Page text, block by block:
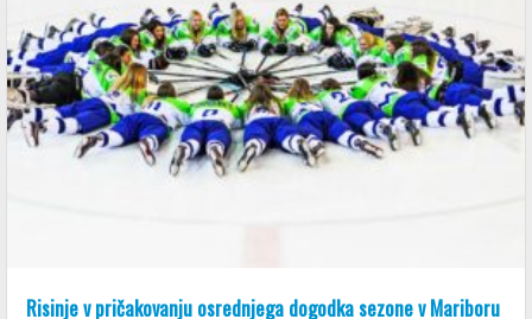
Risinje v pričakovanju osrednjega dogodka sezone v Mariboru